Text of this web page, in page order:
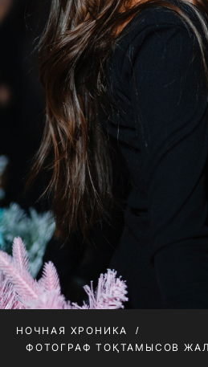
НОЧНАЯ ХРОНИКА
ФОТОГРАФ ТОҚТАМЫСОВ